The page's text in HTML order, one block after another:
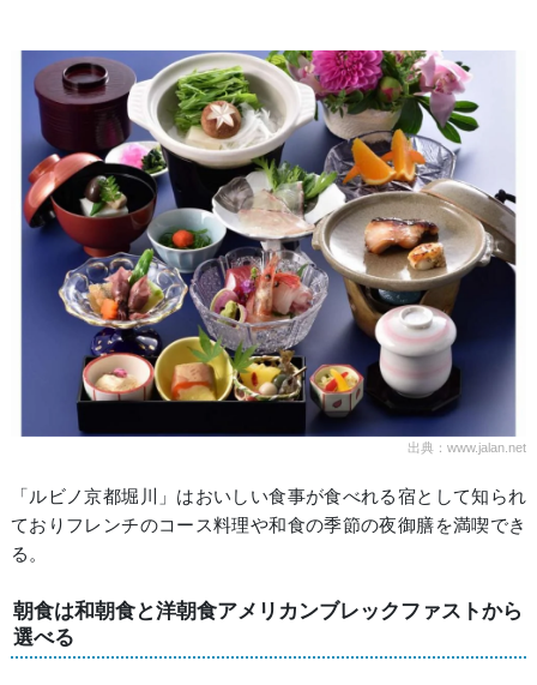
出典：www.jalan.net
「ルビノ京都堀川」はおいしい食事が食べれる宿として知られ
ておりフレンチのコース料理や和食の季節の夜御膳を満喫でき
る。
朝食は和朝食と洋朝食アメリカンブレックファストから
選べる